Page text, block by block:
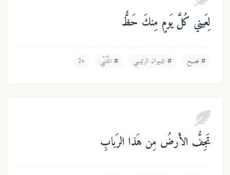
كُلَّ يَومٍ مِنكَ حَظٌّ
الديوان الرئيسي المُتَنَبّي +2
الأَرضُ مِن هَذا الرَبابِ